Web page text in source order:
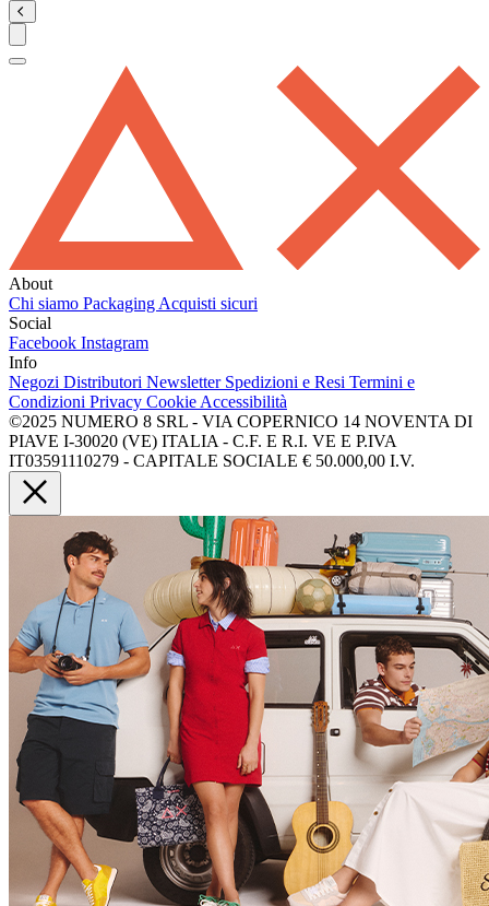
About
Chi siamo Packaging Acquisti sicuri
Social
Facebook Instagram
Info
Negozi Distributori Newsletter Spedizioni e Resi Termini e
Condizioni Privacy Cookie Accessibilità
©2025 NUMERO 8 SRL - VIA COPERNICO 14 NOVENTA DI
PIAVE I-30020 (VE) ITALIA - C.F. E R.I. VE E P.IVA
IT03591110279 - CAPITALE SOCIALE € 50.000,00 I.V.